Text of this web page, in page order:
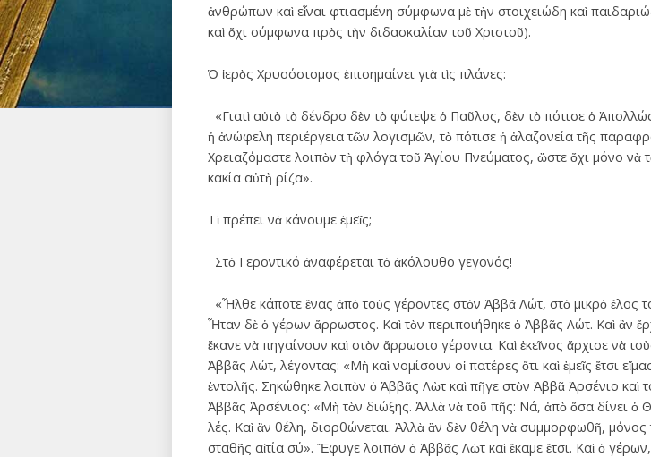
ἀνθρώπων καὶ εἶναι φτιασµένη σύµφωνα µὲ τὴν στοιχειώδη καὶ
καὶ ὄχι σύµφωνα πρὸς τὴν διδασκαλίαν τοῦ Χριστοῦ).
Ὁ ἱερὸς Χρυσόστομος ἐπισημαίνει γιὰ τὶς πλάνες:
«Γιατὶ αὐτὸ τὸ δένδρο δὲν τὸ φύτεψε ὁ Παῦλος, δὲν τὸ πότισε ὁ
ἡ ἀνώφελη περιέργεια τῶν λογισμῶν, τὸ πότισε ἡ ἀλαζονεία τῆς
Χρειαζόμαστε λοιπὸν τὴ φλόγα τοῦ Ἁγίου Πνεύματος, ὥστε ὄχι μόνο νὰ
κακία αὐτὴ ρίζα».
Τὶ πρέπει νὰ κάνουμε ἐμεῖς;
Στὸ Γεροντικό ἀναφέρεται τὸ ἀκόλουθο γεγονός!
«Ἦλθε κάποτε ἕνας ἀπὸ τοὺς γέροντες στὸν Ἀββᾶ Λώτ, στὸ μικρὸ ἕλος
Ἦταν δὲ ὁ γέρων ἄρρωστος. Καὶ τὸν περιποιήθηκε ὁ Ἀββᾶς Λώτ. Καὶ ἂν
ἔκανε νὰ πηγαίνουν καὶ στὸν ἄρρωστο γέροντα. Καὶ ἐκεῖνος ἄρχισε νὰ
Ἀββᾶς Λώτ, λέγοντας: «Μὴ καὶ νομίσουν οἱ πατέρες ὅτι καὶ ἐμεῖς ἔτσι
ἐντολῆς. Σηκώθηκε λοιπὸν ὁ Ἀββᾶς Λὼτ καὶ πῆγε στὸν Ἀββᾶ Ἀρσένιο καὶ
Ἀββᾶς Ἀρσένιος: «Μὴ τὸν διώξης. Ἀλλὰ νὰ τοῦ πῆς: Νά, ἀπὸ ὅσα δίνει ὁ
λές. Καὶ ἂν θέλη, διορθώνεται. Ἀλλὰ ἂν δὲν θέλη νὰ συμμορφωθῆ, μόνος
σταθῆς αἰτία σύ». Ἔφυγε λοιπὸν ὁ Ἀββᾶς Λὼτ καὶ ἔκαμε ἔτσι. Καὶ ὁ